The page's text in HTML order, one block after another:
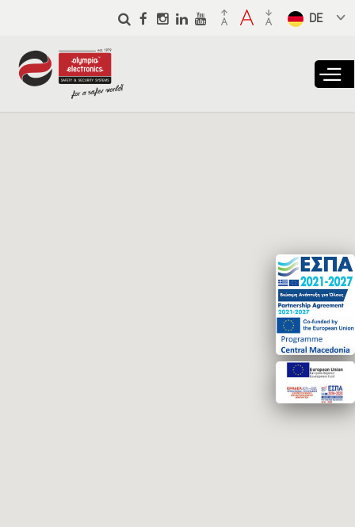
Skip to
main
from the
dropdown
to translate